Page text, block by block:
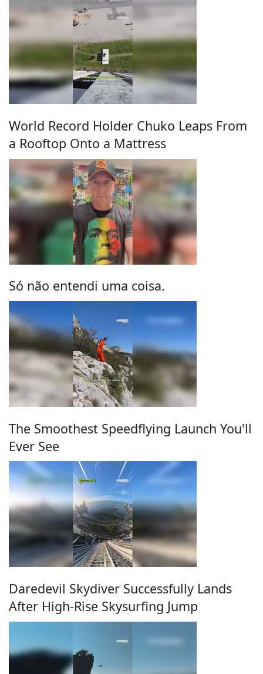
World Record Holder Chuko Leaps From
a Rooftop Onto a Mattress
Só não entendi uma coisa.
The Smoothest Speedflying Launch You'll
Ever See
Daredevil Skydiver Successfully Lands
After High-Rise Skysurfing Jump